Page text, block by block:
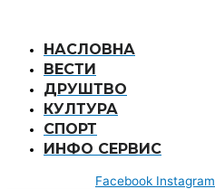
садржајНАСЛОВНА
ВЕСТИ
ДРУШТВО
КУЛТУРА
СПОРТ
ИНФО СЕРВИС
Facebook Instagram